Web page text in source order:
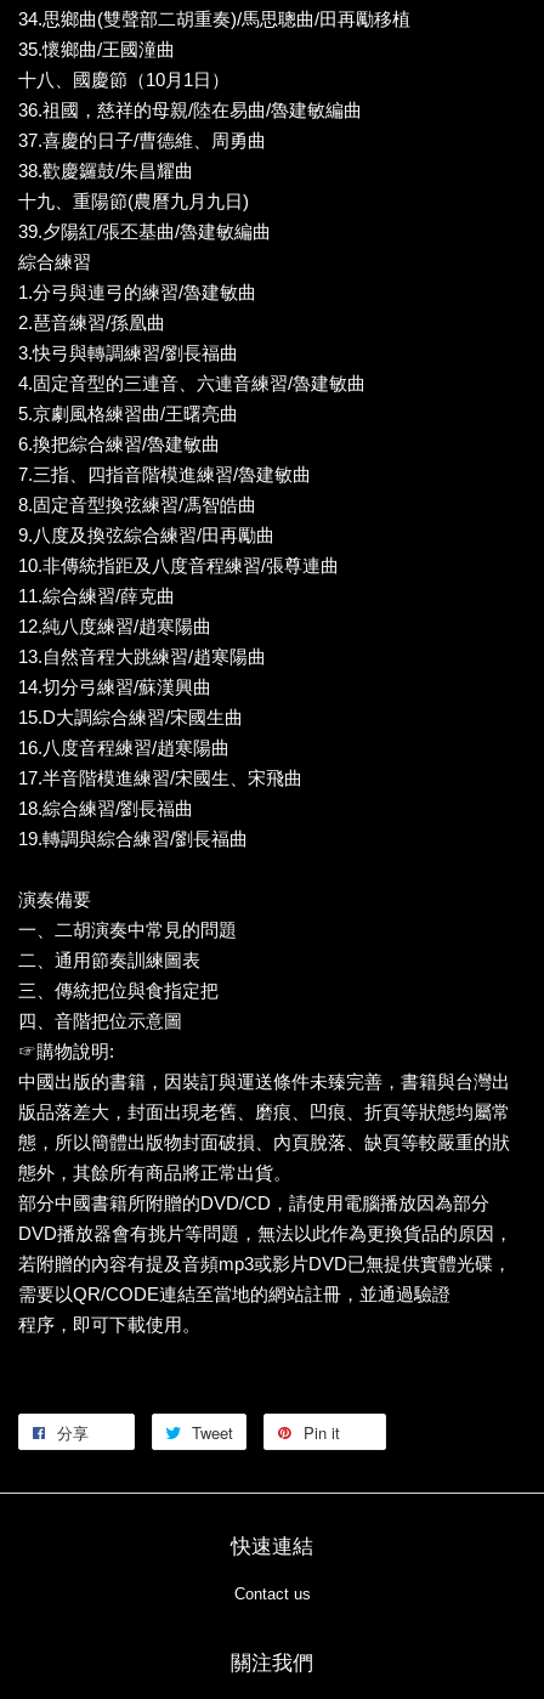
34.思鄉曲(雙聲部二胡重奏)/馬思聰曲/田再勵移植
35.懷鄉曲/王國潼曲
十八、國慶節（10月1日）
36.祖國，慈祥的母親/陸在易曲/魯建敏編曲
37.喜慶的日子/曹德維、周勇曲
38.歡慶鑼鼓/朱昌耀曲
十九、重陽節(農曆九月九日)
39.夕陽紅/張丕基曲/魯建敏編曲
綜合練習
1.分弓與連弓的練習/魯建敏曲
2.琶音練習/孫凰曲
3.快弓與轉調練習/劉長福曲
4.固定音型的三連音、六連音練習/魯建敏曲
5.京劇風格練習曲/王曙亮曲
6.換把綜合練習/魯建敏曲
7.三指、四指音階模進練習/魯建敏曲
8.固定音型換弦練習/馮智皓曲
9.八度及換弦綜合練習/田再勵曲
10.非傳統指距及八度音程練習/張尊連曲
11.綜合練習/薛克曲
12.純八度練習/趙寒陽曲
13.自然音程大跳練習/趙寒陽曲
14.切分弓練習/蘇漢興曲
15.D大調綜合練習/宋國生曲
16.八度音程練習/趙寒陽曲
17.半音階模進練習/宋國生、宋飛曲
18.綜合練習/劉長福曲
19.轉調與綜合練習/劉長福曲
演奏備要
一、二胡演奏中常見的問題
二、通用節奏訓練圖表
三、傳統把位與食指定把
四、音階把位示意圖
☞購物說明:
中國出版的書籍，因裝訂與運送條件未臻完善，書籍與台灣出
版品落差大，封面出現老舊、磨痕、凹痕、折頁等狀態均屬常
態，所以簡體出版物封面破損、內頁脫落、缺頁等較嚴重的狀
態外，其餘所有商品將正常出貨。
部分中國書籍所附贈的DVD/CD，請使用電腦播放因為部分
DVD播放器會有挑片等問題，無法以此作為更換貨品的原因，
若附贈的內容有提及音頻mp3或影片DVD已無提供實體光碟，
需要以QR/CODE連結至當地的網站註冊，並通過驗證
程序，即可下載使用。
分享 Tweet Pin it
快速連結
Contact us
關注我們